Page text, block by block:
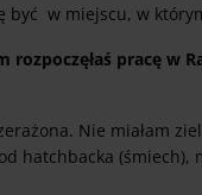
w miejscu, w
pracę w
Nie miałam
hatchbacka (śmiech),